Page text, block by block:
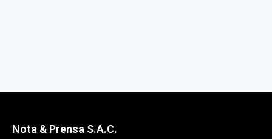
Nota & Prensa S.A.C.